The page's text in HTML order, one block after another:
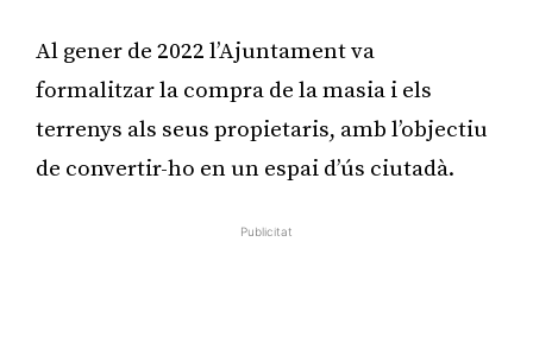
Al gener de 2022 l’Ajuntament va
formalitzar la compra de la masia i els
terrenys als seus propietaris, amb l’objectiu
de convertir-ho en un espai d’ús ciutadà.
Publicitat